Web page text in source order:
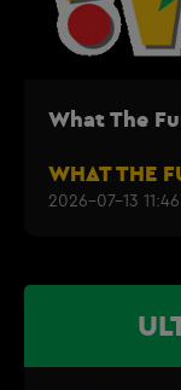
What The
WHAT THE
2026-07-13 11:46